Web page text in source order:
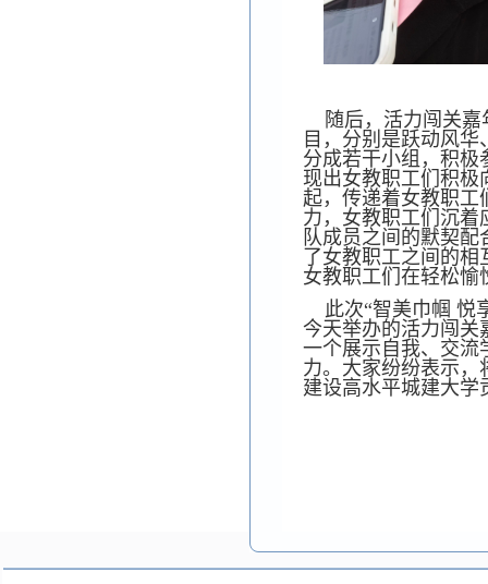
随后，活力闯关嘉
目，分别是跃动风
分成若干小组，积极
现出女教职工们积极
起，传递着女教职工
力，女教职工们沉着
队成员之间的默契
了女教职工之间的相
女教职工们在轻松愉
此次“智美巾帼 悦
今天举办的活力闯关
一个展示自我、交流
力。大家纷纷表示，
建设高水平城建大学